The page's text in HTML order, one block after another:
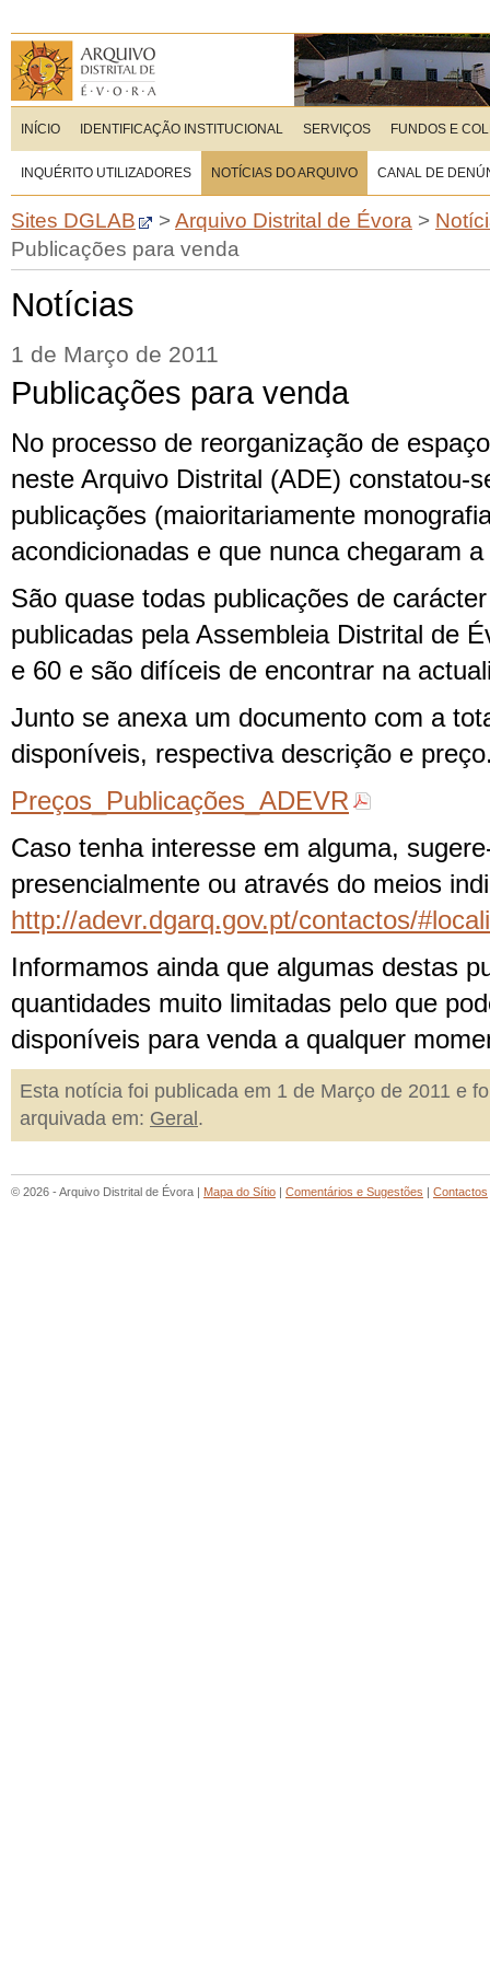
INÍCIO IDENTIFICAÇÃO INSTITUCIONAL SERVIÇOS FUNDOS E
INQUÉRITO UTILIZADORES NOTÍCIAS DO ARQUIVO CANAL DE
Sites DGLAB >Arquivo Distrital de Évora >
Publicações para venda
Notícias
1 de Março de 2011
Publicações para venda
No processo de reorganização de
neste Arquivo Distrital (ADE) constatou-
publicações (maioritariamente
acondicionadas e que nunca chegaram
São quase todas publicações de
publicadas pela Assembleia Distrital de
e 60 e são difíceis de encontrar na
Junto se anexa um documento com a
disponíveis, respectiva descrição e
Preços_Publicações_ADEVR
Caso tenha interesse em alguma,
presencialmente ou através do meios
http://adevr.dgarq.gov.pt/contactos/
Informamos ainda que algumas destas
quantidades muito limitadas pelo que
disponíveis para venda a qualquer
Esta notícia foi publicada em 1 de Março de 2011 e
arquivada em: Geral .
© 2026 - Arquivo Distrital de Évora | Mapa do Sítio | Comentários e Sugestões | Contactos